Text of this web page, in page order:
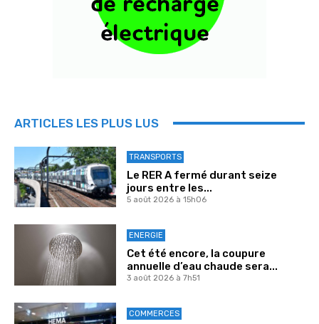
ARTICLES LES PLUS LUS
TRANSPORTS
Le RER A fermé durant seize
jours entre les...
5 août 2026 à 15h06
ENERGIE
Cet été encore, la coupure
annuelle d’eau chaude sera...
3 août 2026 à 7h51
COMMERCES